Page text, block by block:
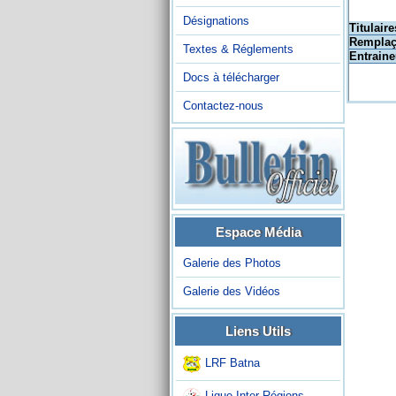
Désignations
Textes & Réglements
Docs à télécharger
Contactez-nous
Espace Média
Galerie des Photos
Galerie des Vidéos
Liens Utils
LRF Batna